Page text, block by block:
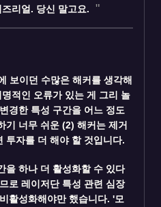
리얼. 당신 말고요.
보이던 수많은 해커 를 생각해
적인 오류가 있는 게 그리 놀
경한 특성 구간을 어느 정도
기 너무 쉬운 (2) 해커는 제거
투자를 더 해야 할 것입니다.
을 하나 더 활성화할 수 있다
로 레이저단 특성 관련 심장
활성화해야만 했습니다. '모